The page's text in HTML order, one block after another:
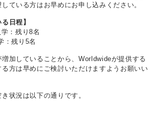
ている方はお早めにお申し込みください。
日程】
：残り8名
：残り5名
加していることから、Worldwideが提供する
方は早めにご検討いただけますようお願いい
状況は以下の通りです。